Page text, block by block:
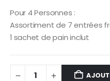
Pour 4 Personnes :
Assortiment de 7 entrées
1 sachet de pain inclut